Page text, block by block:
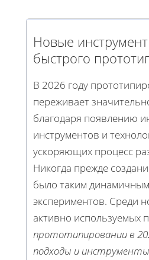
Новые
быстрого
В 2026 году
переживает
благодаря появлению
инструментов и
ускоряющих процесс
Никогда прежде
было таким
экспериментов. Среди
активно используемых
прототипировании в
подходы и инструменты